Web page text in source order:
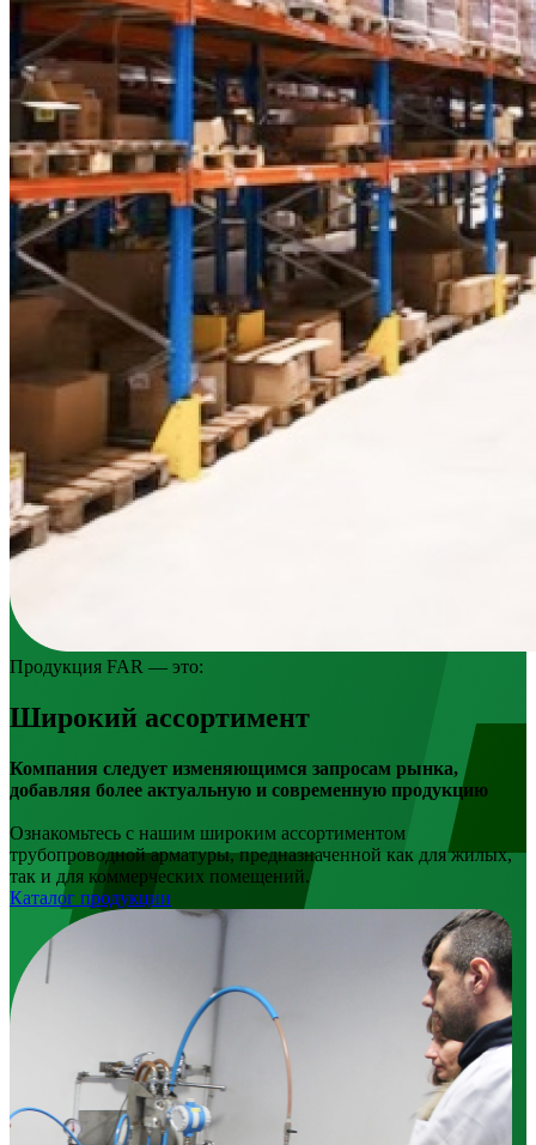
Продукция FAR — это:
Широкий ассортимент
Компания следует изменяющимся запросам рынка,
добавляя более актуальную и современную продукцию
Ознакомьтесь с нашим широким ассортиментом
трубопроводной арматуры, предназначенной как для жилых,
так и для коммерческих помещений.
Каталог продукции